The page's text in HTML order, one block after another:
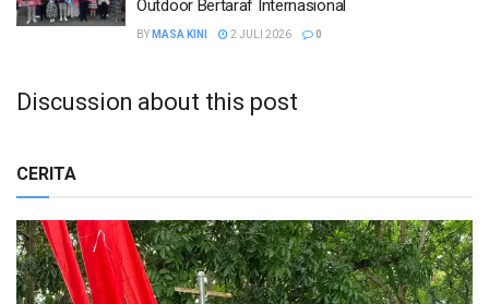
Outdoor Bertaraf Internasional
BY MASA KINI 2 JULI 2026 0
Discussion about this post
CERITA